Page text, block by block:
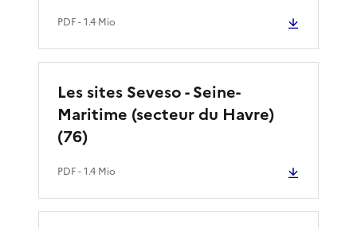
PDF- 1.4 Mio
Les sites Seveso - Seine-
Maritime (secteur du Havre)
(76)
PDF- 1.4 Mio